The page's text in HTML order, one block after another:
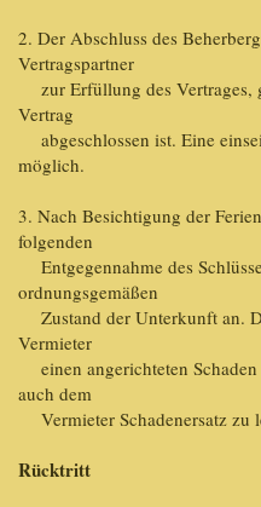
2. Der Abschluss des
Vertragspartner
zur Erfüllung des Vertrages,
Vertrag
abgeschlossen ist. Eine
möglich.
3. Nach Besichtigung der
folgenden
Entgegennahme des
ordnungsgemäßen
Zustand der Unterkunft an.
Vermieter
einen angerichteten
auch dem
Vermieter Schadenersatz zu
Rücktritt